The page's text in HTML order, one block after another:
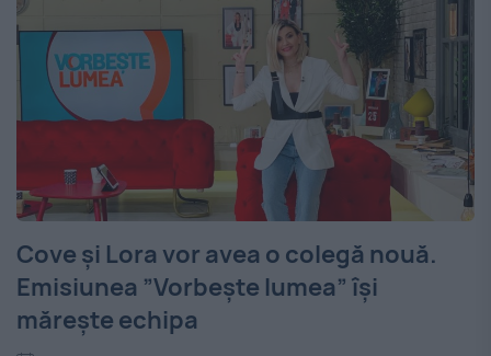
Cove și Lora vor avea o colegă nouă.
Emisiunea ”Vorbește lumea” își
mărește echipa